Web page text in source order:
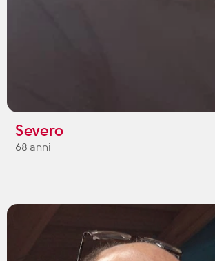
Severo
68 anni